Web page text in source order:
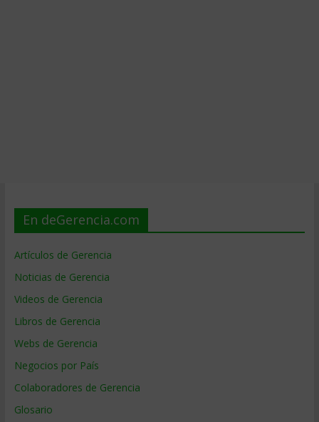
En deGerencia.com
Artículos de Gerencia
Noticias de Gerencia
Videos de Gerencia
Libros de Gerencia
Webs de Gerencia
Negocios por País
Colaboradores de Gerencia
Glosario